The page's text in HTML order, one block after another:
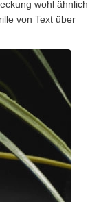
wohl ähnlich
von Text über